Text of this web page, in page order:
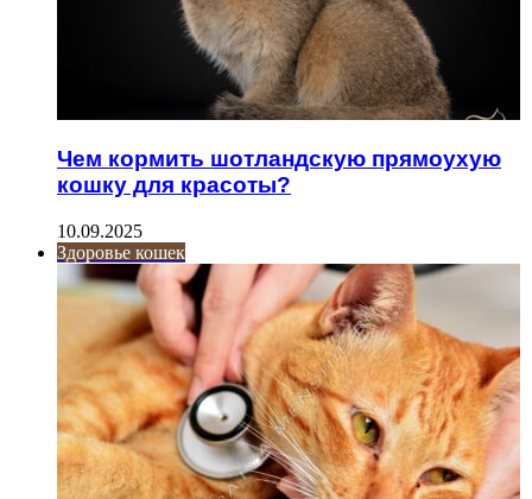
Чем кормить шотландскую прямоухую
кошку для красоты?
10.09.2025
Здоровье кошек